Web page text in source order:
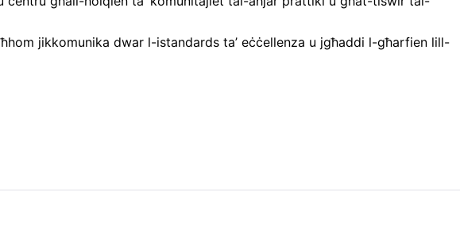
jikkomunika dwar l-istandards ta’ eċċellenza u jgħaddi l-għarfien lill-